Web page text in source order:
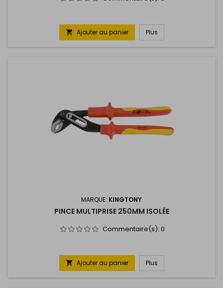
 Ajouter au panier Plus
MARQUE: KINGTONY
PINCE MULTIPRISE 250MM ISOLÉE
Commentaire(s): 0
 Ajouter au panier Plus